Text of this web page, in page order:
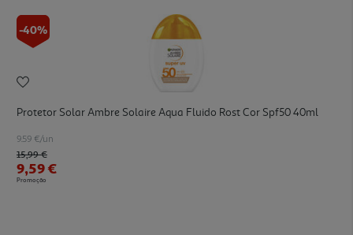
-40%
Protetor Solar Ambre Solaire Aqua Fluido Rost Cor Spf50 40ml
9.59 €/un
Price reduced from
15,99 €to
9,59 €
Promoção